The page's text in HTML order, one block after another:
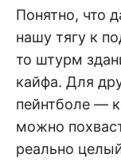
Понятно, что
нашу тягу к
то штурм
кайфа. Для
пейнтболе —
можно
реально